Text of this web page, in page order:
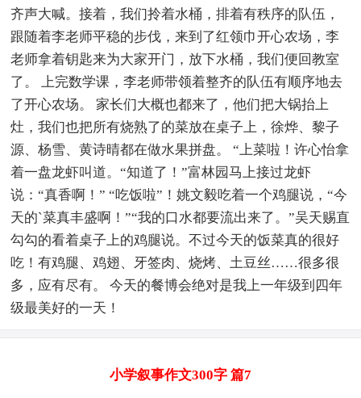
齐声大喊。接着，我们拎着水桶，排着有秩序的队伍，
跟随着李老师平稳的步伐，来到了红领巾开心农场，李
老师拿着钥匙来为大家开门，放下水桶，我们便回教室
了。 上完数学课，李老师带领着整齐的队伍有顺序地去
了开心农场。 家长们大概也都来了，他们把大锅抬上
灶，我们也把所有烧熟了的菜放在桌子上，徐烨、黎子
源、杨雪、黄诗晴都在做水果拼盘。 “上菜啦！许心怡拿
着一盘龙虾叫道。“知道了！”富林园马上接过龙虾
说：“真香啊！” “吃饭啦”！姚文毅吃着一个鸡腿说，“今
天的`菜真丰盛啊！”“我的口水都要流出来了。”吴天赐直
勾勾的看着桌子上的鸡腿说。不过今天的饭菜真的很好
吃！有鸡腿、鸡翅、牙签肉、烧烤、土豆丝……很多很
多，应有尽有。 今天的餐博会绝对是我上一年级到四年
级最美好的一天！
小学叙事作文300字 篇7